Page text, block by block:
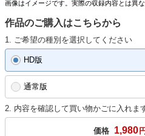
ての緊張と甘美な快感が交錯する、臨
画像はイメージです。実際の収録内容とは異な
作品のご購入はこちらから
1. ご希望の種別を選択してください
HD版
通常版
2. 内容を確認して買い物かごに入れま
価格 1,980 円